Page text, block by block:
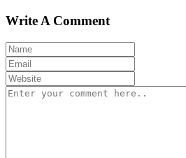
Write A Comment